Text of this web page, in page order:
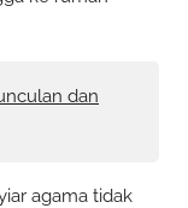
dan
agama tidak